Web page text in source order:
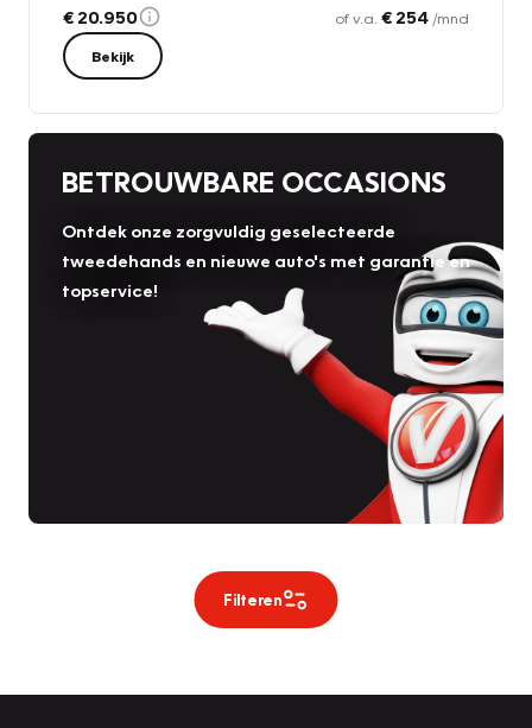
€ 20.950 of v.a. € 254 /mnd
Bekijk
BETROUWBARE OCCASIONS
Ontdek onze zorgvuldig geselecteerde
tweedehands en nieuwe auto's met garantie en
topservice!
Filteren